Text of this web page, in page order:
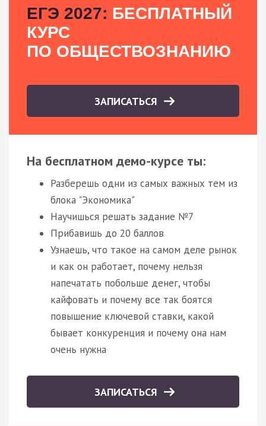
ЕГЭ 2027: БЕСПЛАТНЫЙ
КУРС
ПО ОБЩЕСТВОЗНАНИЮ
ЗАПИСАТЬСЯ
На бесплатном демо-курсе ты:
Разберешь одни из самых важных тем из
блока "Экономика"
Научишься решать задание №7
Прибавишь до 20 баллов
Узнаешь, что такое на самом деле рынок
и как он работает, почему нельзя
напечатать побольше денег, чтобы
кайфовать и почему все так боятся
повышение ключевой ставки, какой
бывает конкуренция и почему она нам
очень нужна
ЗАПИСАТЬСЯ